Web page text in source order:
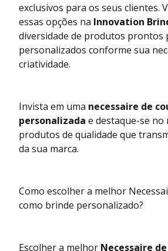
exclusivos para os seus clientes.
essas opções na Innovation
diversidade de produtos prontos
personalizados conforme sua
criatividade.
Invista em uma necessaire de
personalizada e destaque-se no
produtos de qualidade que
da sua marca.
Como escolher a melhor
como brinde personalizado?
Escolher a melhor Necessaire